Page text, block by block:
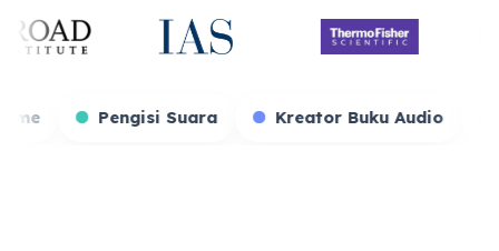
Streamer Game Pengisi Suara Kreator